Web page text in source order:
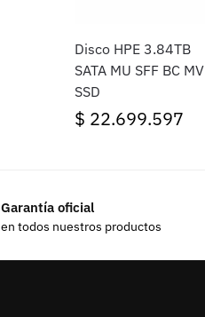
Disco HPE 3.84TB
SATA MU SFF BC MV
SSD
$ 22.699.597
Garantía oficial
en todos nuestros productos